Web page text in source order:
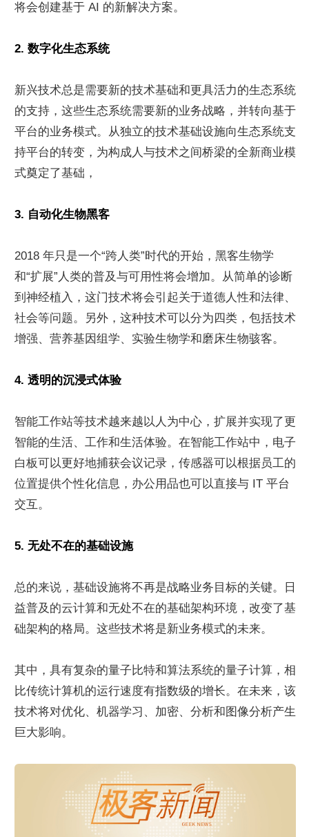
将会创建基于 AI 的新解决方案。
2. 数字化生态系统
新兴技术总是需要新的技术基础和更具活力的生态系统
的支持，这些生态系统需要新的业务战略，并转向基于
平台的业务模式。从独立的技术基础设施向生态系统支
持平台的转变，为构成人与技术之间桥梁的全新商业模
式奠定了基础，
3. 自动化生物黑客
2018 年只是一个“跨人类”时代的开始，黑客生物学
和“扩展”人类的普及与可用性将会增加。从简单的诊断
到神经植入，这门技术将会引起关于道德人性和法律、
社会等问题。另外，这种技术可以分为四类，包括技术
增强、营养基因组学、实验生物学和磨床生物骇客。
4. 透明的沉浸式体验
智能工作站等技术越来越以人为中心，扩展并实现了更
智能的生活、工作和生活体验。在智能工作站中，电子
白板可以更好地捕获会议记录，传感器可以根据员工的
位置提供个性化信息，办公用品也可以直接与 IT 平台
交互。
5. 无处不在的基础设施
总的来说，基础设施将不再是战略业务目标的关键。日
益普及的云计算和无处不在的基础架构环境，改变了基
础架构的格局。这些技术将是新业务模式的未来。
其中，具有复杂的量子比特和算法系统的量子计算，相
比传统计算机的运行速度有指数级的增长。在未来，该
技术将对优化、机器学习、加密、分析和图像分析产生
巨大影响。